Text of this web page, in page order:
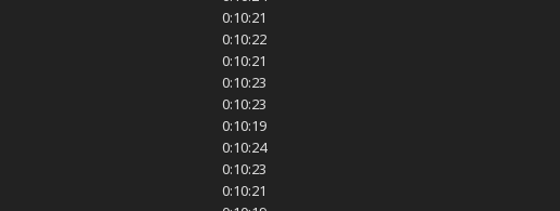
0:10:21
0:10:22
0:10:21
0:10:23
0:10:23
0:10:19
0:10:24
0:10:23
0:10:21